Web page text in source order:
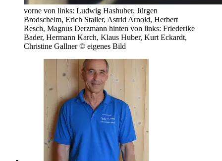
vorne von links: Ludwig Hashuber, Jürgen
Brodschelm, Erich Staller, Astrid Arnold, Herbert
Resch, Magnus Derzmann hinten von links: Friederike
Bader, Hermann Karch, Klaus Huber, Kurt Eckardt,
Christine Gallner © eigenes Bild